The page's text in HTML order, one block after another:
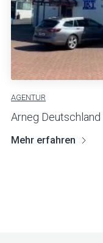
AGENTUR
Arneg
Mehr erfahren